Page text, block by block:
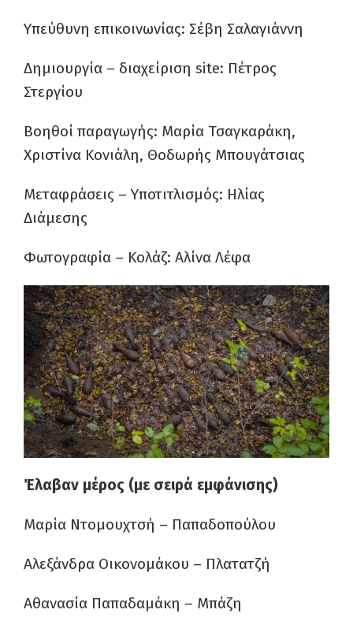
Υπεύθυνη επικοινωνίας: Σέβη Σαλαγιάννη
Δημιουργία – διαχείριση site: Πέτρος
Στεργίου
Βοηθοί παραγωγής: Μαρία Τσαγκαράκη,
Χριστίνα Κονιάλη, Θοδωρής Μπουγάτσιας
Μεταφράσεις – Υποτιτλισμός: Ηλίας
Διάμεσης
Φωτογραφία – Κολάζ: Αλίνα Λέφα
Έλαβαν μέρος (με σειρά εμφάνισης)
Μαρία Ντομουχτσή – Παπαδοπούλου
Αλεξάνδρα Οικονομάκου – Πλατατζή
Αθανασία Παπαδαμάκη – Μπάζη